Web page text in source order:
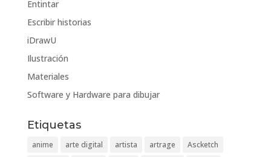
Entintar
Escribir historias
iDrawU
Ilustración
Materiales
Software y Hardware para dibujar
Etiquetas
anime arte digital artista artrage
Ascketch